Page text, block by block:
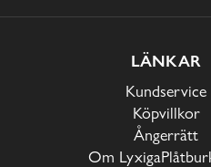
LÄNKAR
Kundservice
Köpvillkor
Ångerrätt
Om